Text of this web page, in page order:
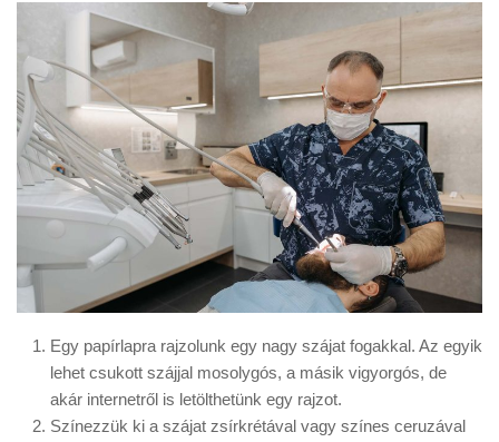
Egy papírlapra rajzolunk egy nagy szájat fogakkal. Az egyik
lehet csukott szájjal mosolygós, a másik vigyorgós, de
akár internetről is letölthetünk egy rajzot.
Színezzük ki a szájat zsírkrétával vagy színes ceruzával